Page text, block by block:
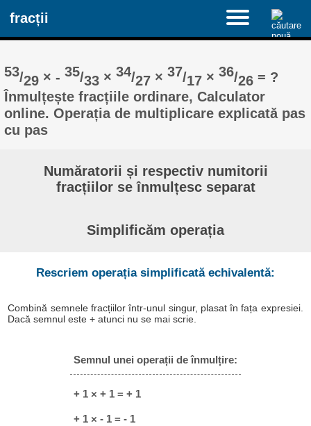
fracții
53/29 × -35/33 ×34/27 ×37/17 ×36/26 = ?
Înmulțește fracțiile ordinare, Calculator
online. Operația de multiplicare explicată pas
cu pas
Număratorii și respectiv numitorii
fracțiilor se înmulțesc separat
Simplificăm operația
Rescriem operația simplificată echivalentă:
Combină semnele fracțiilor într-unul singur, plasat în fața expresiei.
Dacă semnul este + atunci nu se mai scrie.
Semnul unei operații de înmulțire:
+ 1 × + 1 = + 1
+ 1 × - 1 = - 1